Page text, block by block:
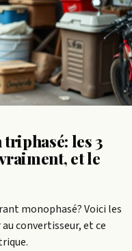
les 3
et le
monophasé? Voici les
convertisseur, et ce